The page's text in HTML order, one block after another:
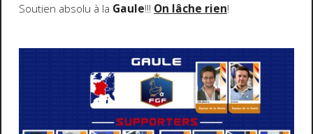
Soutien absolu à la Gaule!!! On lâche rien!